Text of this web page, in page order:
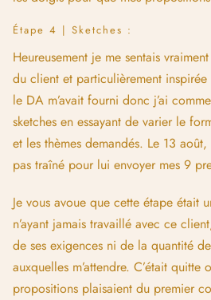
Étape 4 | Sketches :
Heureusement je me sentais
du client et particulièrement
le DA m’avait fourni donc j’ai
sketches en essayant de varier le
et les thèmes demandés. Le 13
pas traîné pour lui envoyer mes 9
Je vous avoue que cette étape était
n’ayant jamais travaillé avec ce
de ses exigences ni de la quantité
auxquelles m’attendre. C’était
propositions plaisaient du premier